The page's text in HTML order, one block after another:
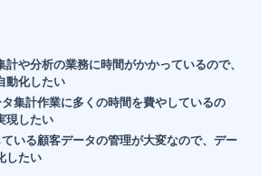
や分析の業務に時間がかかっているので、
動化したい
集計作業に多くの時間を費やしているの
現したい
いる顧客データの管理が大変なので、デー
したい